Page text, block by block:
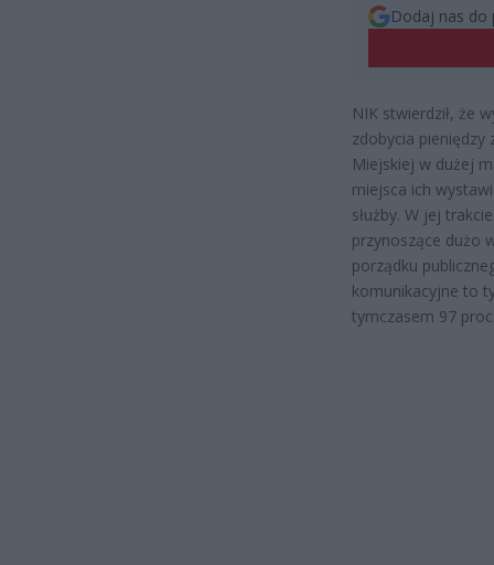
Dodaj nas do
NIK stwierdził, że
zdobycia
Miejskiej w dużej
miejsca ich
służby. W jej
przynoszące dużo
porządku
komunikacyjne to
tymczasem 97